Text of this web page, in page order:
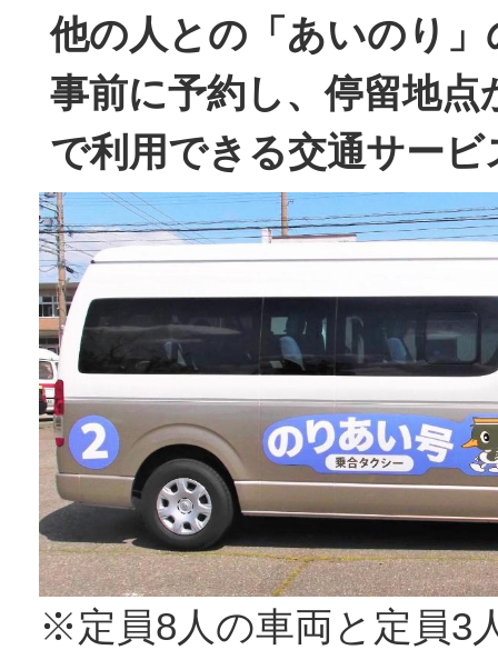
他の人との「あいのり
事前に予約し、停留地点
で利用できる交通サービ
※定員8人の車両と定員3